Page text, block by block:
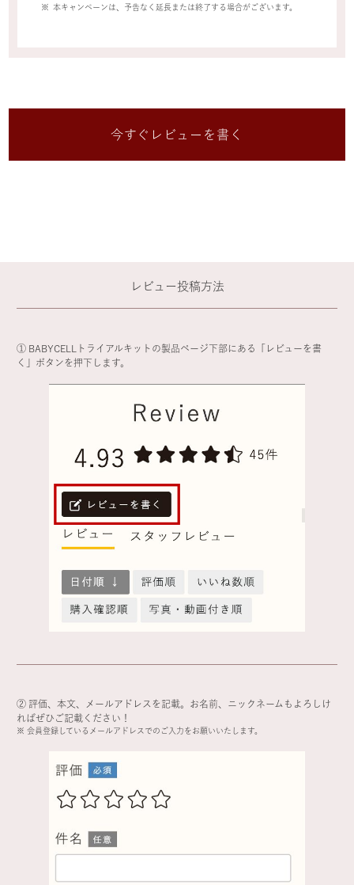
本キャンペーンは、予告なく延長または終了する場合がございます。
今すぐレビューを書く
レビュー投稿方法
① BABYCELLトライアルキットの製品ページ下部にある「レビューを書
く」ボタンを押下します。
② 評価、本文、メールアドレスを記載。お名前、ニックネームもよろしけ
ればぜひご記載ください！
※ 会員登録しているメールアドレスでのご入力をお願いいたします。